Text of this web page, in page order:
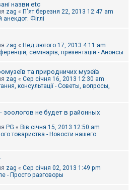
назви etc
zag « П'ят березня 22, 2013 12:47 am
анекдот. Фіглі
zag « Нед лютого 17, 2013 4:11 am
семінарів, презентацій - Анонсы
та природничих музеїв
zag « Сер січня 16, 2013 12:30 am
консультації - Советы, вопросы,
зоологов не будет в районных
PG « Вів січня 15, 2013 12:50 am
товариства - Новости нашего
zag « Сер січня 02, 2013 1:49 pm
- Просто разговоры